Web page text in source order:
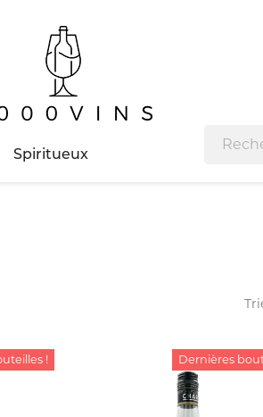
Spiritueux
! Dernières